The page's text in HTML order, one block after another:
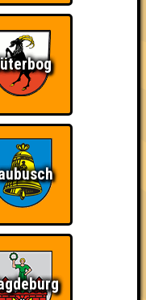
Da-Da Da! Da-Da Da!
So kurz vorm Sieg!